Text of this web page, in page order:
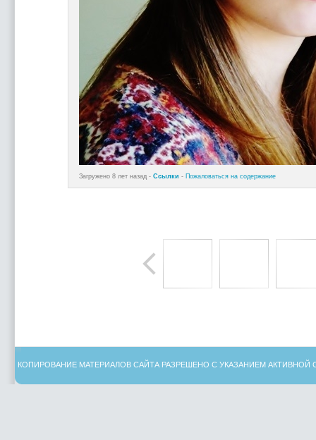
Загружено 8 лет назад - Ссылки - Пожаловаться на содержание
КОПИРОВАНИЕ МАТЕРИАЛОВ САЙТА РАЗРЕШЕНО С УКАЗАНИЕМ АКТИВНОЙ